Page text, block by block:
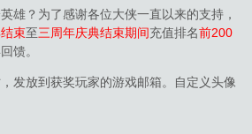
？为了感谢各位大侠一直以来的支持，
束至三周年庆典结束期间充值排名前200
馈。
放到获奖玩家的游戏邮箱。自定义头像